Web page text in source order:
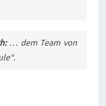
… dem Team von